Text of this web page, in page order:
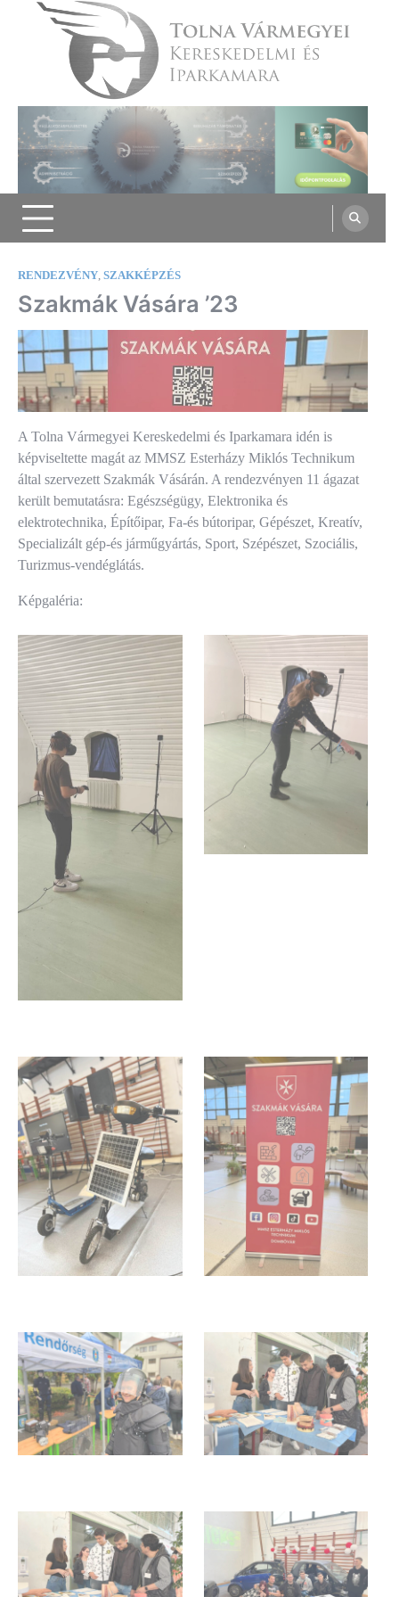
Tolna Vármegyei Kereskedelmi és
Iparkamara
RENDEZVÉNY, SZAKKÉPZÉS
Szakmák Vására ’23
A Tolna Vármegyei Kereskedelmi és Iparkamara idén is
képviseltette magát az MMSZ Esterházy Miklós Technikum
által szervezett Szakmák Vásárán. A rendezvényen 11 ágazat
került bemutatásra: Egészségügy, Elektronika és
elektrotechnika, Építőipar, Fa-és bútoripar, Gépészet, Kreatív,
Specializált gép-és járműgyártás, Sport, Szépészet, Szociális,
Turizmus-vendéglátás.
Képgaléria: